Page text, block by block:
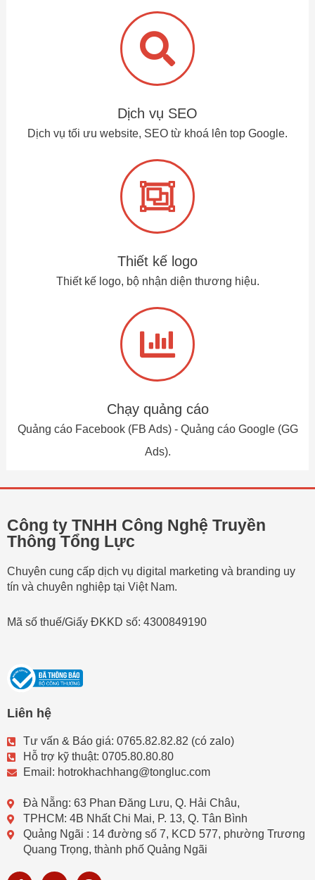
Dịch vụ SEO
Dịch vụ tối ưu website, SEO từ khoá lên top Google.
Thiết kế logo
Thiết kế logo, bộ nhận diện thương hiệu.
Chạy quảng cáo
Quảng cáo Facebook (FB Ads) - Quảng cáo Google (GG
Ads).
Công ty TNHH Công Nghệ Truyền
Thông Tổng Lực
Chuyên cung cấp dịch vụ digital marketing và branding uy
tín và chuyên nghiệp tại Việt Nam.
Mã số thuế/Giấy ĐKKD số: 4300849190
Liên hệ
Tư vấn & Báo giá: 0765.82.82.82 (có zalo)
Hỗ trợ kỹ thuật: 0705.80.80.80
Email: hotrokhachhang@tongluc.com
Đà Nẵng: 63 Phan Đăng Lưu, Q. Hải Châu,
TPHCM: 4B Nhất Chi Mai, P. 13, Q. Tân Bình
Quảng Ngãi : 14 đường số 7, KCD 577, phường Trương
Quang Trọng, thành phố Quảng Ngãi
F
Y
V